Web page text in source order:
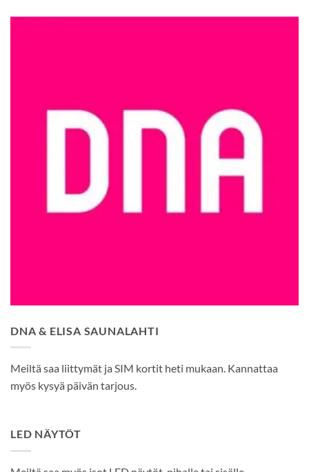
DNA & ELISA SAUNALAHTI
Meiltä saa liittymät ja SIM kortit heti mukaan. Kannattaa
myös kysyä päivän tarjous.
LED NÄYTÖT